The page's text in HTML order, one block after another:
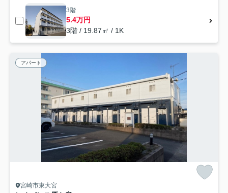
3階
5.4万円
3階 / 19.87㎡ / 1K
アパート
宮崎市東大宮